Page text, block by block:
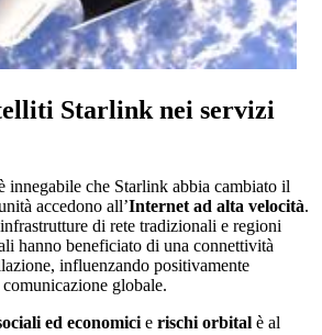
Starlink nei servizi
innegabile che Starlink abbia cambiato il
accedono all’Internet ad alta velocità.
di rete tradizionali e regioni
hanno beneficiato di una connettività
influenzando positivamente
globale.
ed economici e rischi orbital è al